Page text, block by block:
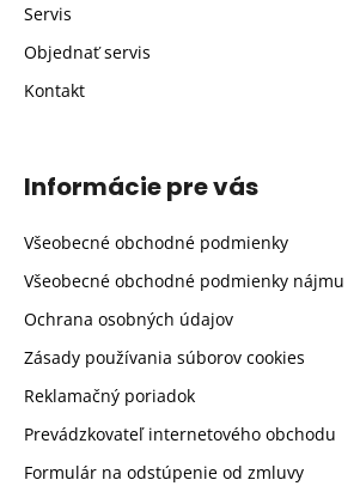
Servis
Objednať servis
Kontakt
Informácie pre vás
Všeobecné obchodné podmienky
Všeobecné obchodné podmienky nájmu
Ochrana osobných údajov
Zásady používania súborov cookies
Reklamačný poriadok
Prevádzkovateľ internetového obchodu
Formulár na odstúpenie od zmluvy